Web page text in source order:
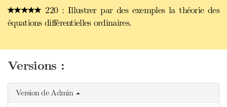
220 : Illustrer par des exemples la théorie des
équations différentielles ordinaires.
Versions :
Version de Admin